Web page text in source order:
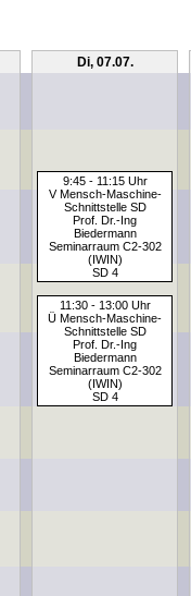
Di, 07.07.
9:45 - 11:15 Uhr
V Mensch-Maschine-
Schnittstelle SD
Prof. Dr.-Ing
Biedermann
Seminarraum C2-302
(IWIN)
SD 4
11:30 - 13:00 Uhr
Ü Mensch-Maschine-
Schnittstelle SD
Prof. Dr.-Ing
Biedermann
Seminarraum C2-302
(IWIN)
SD 4